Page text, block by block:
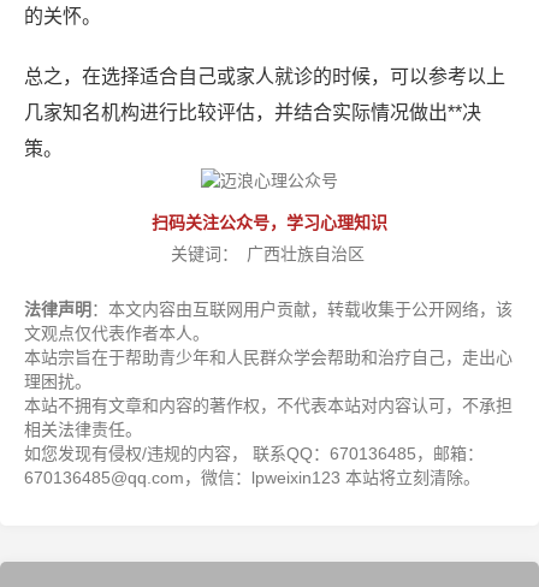
的关怀。
总之，在选择适合自己或家人就诊的时候，可以参考以上
几家知名机构进行比较评估，并结合实际情况做出**决
策。
扫码关注公众号，学习心理知识
关键词：
广西壮族自治区
法律声明 ：本文内容由互联网用户贡献，转载收集于公开网络，该
文观点仅代表作者本人。
本站宗旨在于帮助青少年和人民群众学会帮助和治疗自己，走出心
理困扰。
本站不拥有文章和内容的著作权，不代表本站对内容认可，不承担
相关法律责任。
如您发现有侵权/违规的内容， 联系QQ：670136485，邮箱：
670136485@qq.com，微信：lpweixin123 本站将立刻清除。